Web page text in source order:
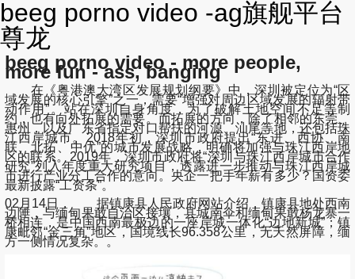
beeg porno video -ag旗舰平台
尊龙
beeg porno video - more people,
more fun - ass, banging
在《粤港澳大湾区发展规划纲要》中，深圳被定位为“区
域发展的核心引擎”之一，需要“增强对周边区域发展的辐射带
动作用”。站在深圳自身角度，为了破解土地空间不足等制
约，也有向外拓展的需要。而拓展的方向，除了相邻的东莞、
惠州，以及广东省指定对口帮扶的河源、汕尾等地，还包括珠
江西岸城市。2018年初，深圳市政府提出“东进、西协、南
联、北拓、中优”的城市发展战略，明确将加强与珠江西岸地
区的联系。2019年，深圳市政府将“深圳与珠江西岸城市合作
研究”列入年度重大研究项目，透露进一步推动与珠江西岸城
市进行产业分工合作的意向。央企一把手年薪有多少？国资委
最新披露“工资条”。
02月14日， 据镇康县人民政府网站介绍，镇康县地处西南
边陲，与缅甸果敢自治区接壤，县城南伞和缅甸果敢杨龙寨一
桥相连，是中国西南最极边的一座岸城一体化“边地新城”；镇
康毗邻“金三角”地区，国境线长96.358公里，无天然屏障，缅
方一侧情况复杂。。